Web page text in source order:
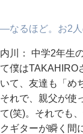
―なるほど。お2人
内川： 中学2年生
て僕はTAKAHIRO
いて、友達も「め
それで、親父が使
て(笑)。それでも
クギターが瞬く間